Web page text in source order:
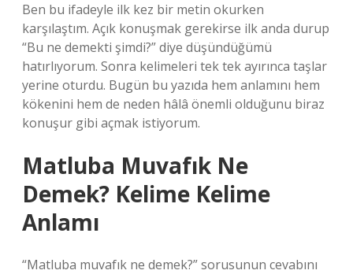
Ben bu ifadeyle ilk kez bir metin okurken
karşılaştım. Açık konuşmak gerekirse ilk anda durup
“Bu ne demekti şimdi?” diye düşündüğümü
hatırlıyorum. Sonra kelimeleri tek tek ayırınca taşlar
yerine oturdu. Bugün bu yazıda hem anlamını hem
kökenini hem de neden hâlâ önemli olduğunu biraz
konuşur gibi açmak istiyorum.
Matluba Muvafık Ne
Demek? Kelime Kelime
Anlamı
“Matluba muvafık ne demek?” sorusunun cevabını